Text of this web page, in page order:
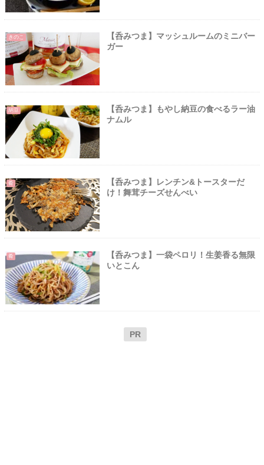
きのこ
【呑みつま】マッシュルームのミニバー
ガー
納豆
【呑みつま】もやし納豆の食べるラー油
ナムル
肴
【呑みつま】レンチン&トースターだ
け！舞茸チーズせんべい
肴
【呑みつま】一袋ペロリ！生姜香る無限
いとこん
PR